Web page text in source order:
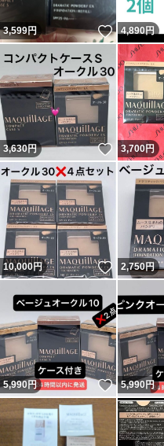
3,599円 いいね！
4,890 円
3,630円 いいね！
3,700円
10,000円 いいね！
2,750円
5,990円 いいね！
5,990円